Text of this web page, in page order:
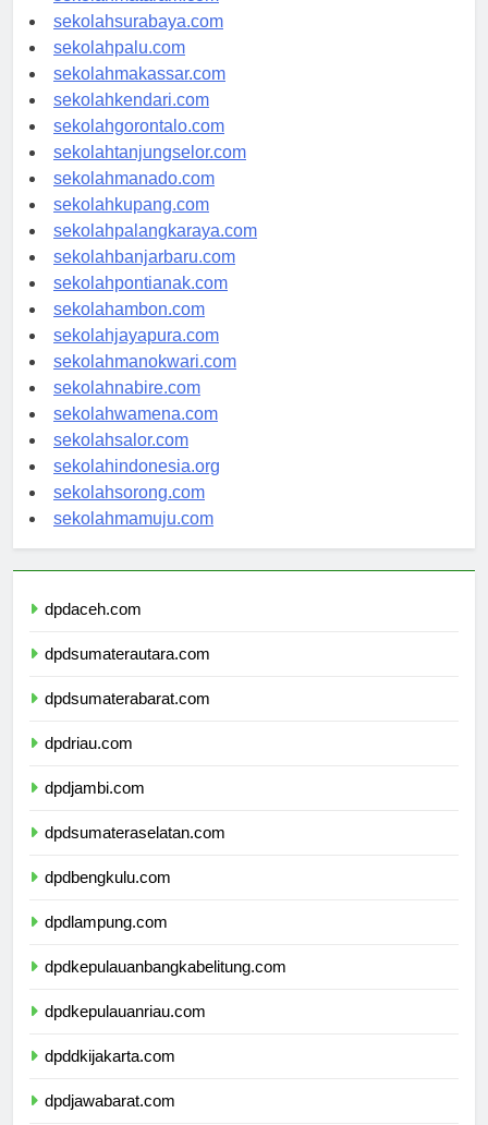
sekolahmataram.com
sekolahsurabaya.com
sekolahpalu.com
sekolahmakassar.com
sekolahkendari.com
sekolahgorontalo.com
sekolahtanjungselor.com
sekolahmanado.com
sekolahkupang.com
sekolahpalangkaraya.com
sekolahbanjarbaru.com
sekolahpontianak.com
sekolahambon.com
sekolahjayapura.com
sekolahmanokwari.com
sekolahnabire.com
sekolahwamena.com
sekolahsalor.com
sekolahindonesia.org
sekolahsorong.com